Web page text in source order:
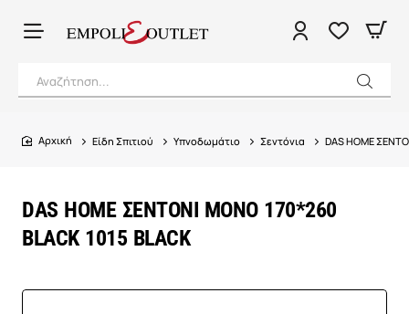
Αναζήτηση...
DAS HOME ΣΕΝΤΟΝΙ ΜΟΝΟ 170*260
BLACK 1015 BLACK
home
Είδη Σπιτιού Υπνοδωμάτιο Σεντόνια DAS HOME